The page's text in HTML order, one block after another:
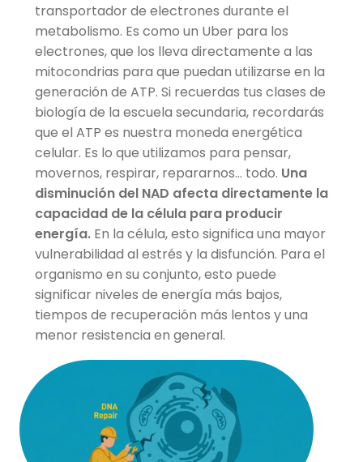
transportador de electrones durante el
metabolismo. Es como un Uber para los
electrones, que los lleva directamente a las
mitocondrias para que puedan utilizarse en la
generación de ATP. Si recuerdas tus clases de
biología de la escuela secundaria, recordarás
que el ATP es nuestra moneda energética
celular. Es lo que utilizamos para pensar,
movernos, respirar, repararnos… todo. Una
disminución del NAD afecta directamente la
capacidad de la célula para producir
energía.En la célula, esto significa una mayor
vulnerabilidad al estrés y la disfunción. Para el
organismo en su conjunto, esto puede
significar niveles de energía más bajos,
tiempos de recuperación más lentos y una
menor resistencia en general.